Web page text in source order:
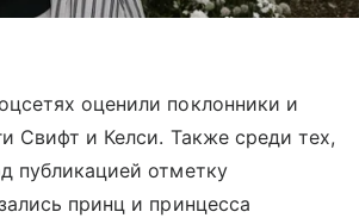
оценили поклонники и
Свифт и Келси. Также среди тех,
публикацией отметку
принц и принцесса